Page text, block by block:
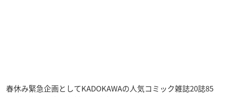
春休み緊急企画としてKADOKAWAの人気コミック雑誌20誌85